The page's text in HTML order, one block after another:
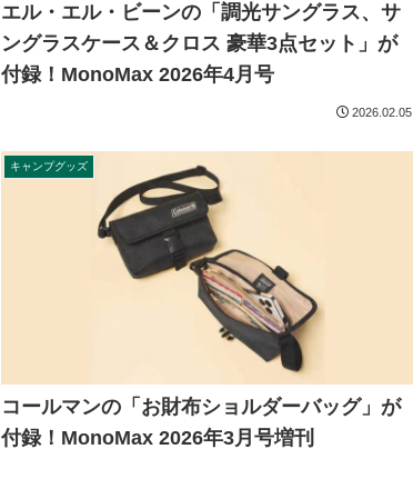
エル・エル・ビーンの「調光サングラス、サ
ングラスケース＆クロス 豪華3点セット」が
付録！MonoMax 2026年4月号
2026.02.05
キャンプグッズ
コールマンの「お財布ショルダーバッグ」が
付録！MonoMax 2026年3月号増刊